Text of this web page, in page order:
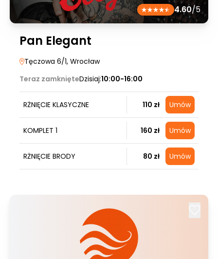
4.60/5
Pan Elegant
Tęczowa 6/1, Wrocław
Teraz zamknięteDzisiaj:10:00-16:00
RŻNIĘCIE KLASYCZNE 110 zł Umów
KOMPLET 1 160 zł Umów
RŻNIĘCIE BRODY 80 zł Umów